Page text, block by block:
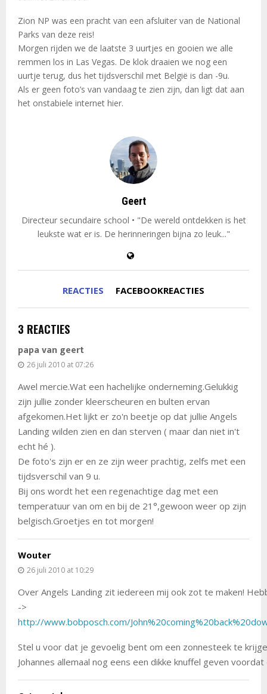
Zion NP was een pracht van een afsluiter van de National
Parks van deze reis!
Morgen rijden we de laatste 3 uurtjes en gooien we alle
remmen los in Las Vegas. De klok draaien we nog een
uurtje terug, dus het tijdsverschil met België is dan -9u.
Als er geen foto’s van vandaag te zien zijn, dan ligt dat aan
het onstabiele internet hier.
Geert
Directeur secundaire school • "De wereld ontdekken is het
leukste wat er is. De herinneringen bijna zo leuk..."
REACTIES FACEBOOKREACTIES
3 REACTIES
papa van geert
26 juli 2010 at 07:26
Awel mercie.Wat een hachelijke onderneming.Gelukkig
zijn jullie zonder kleerscheuren en bulten ervan
afgekomen.Het lijkt er zo'n beetje op dat jullie Angels
Landing wilden zien en dan sterven ( maar dan niet in't
echt hé ).
De foto's zijn er en ze zijn weer prachtig, zelfs met een
tijdsverschil van 9 u.
Bij ons wordt het een regenachtige dag met een
temperatuur van om en bij de 21°,gewoon weer op zijn
belgisch.Groetjes en tot morgen!
Wouter
26 juli 2010 at 10:29
Over Angels Landing zit iedereen mij ook zot te maken!
->
http://www.bobposch.com/
Stel u voor dat je gevoelig bent om een zonnesteek te
Johannes allemaal nog eens een dikke knuffel geven